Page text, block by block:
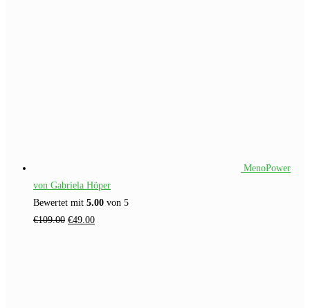
MenoPower
von Gabriela Höper
Bewertet mit 5.00 von 5
€109.00 Ursprünglicher
€49.00Aktueller